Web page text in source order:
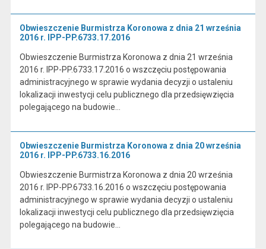
Obwieszczenie Burmistrza Koronowa z dnia 21 września
2016 r. IPP-PP.6733.17.2016
Obwieszczenie Burmistrza Koronowa z dnia 21 września
2016 r. IPP-PP.6733.17.2016 o wszczęciu postępowania
administracyjnego w sprawie wydania decyzji o ustaleniu
lokalizacji inwestycji celu publicznego dla przedsięwzięcia
polegającego na budowie…
Obwieszczenie Burmistrza Koronowa z dnia 20 września
2016 r. IPP-PP.6733.16.2016
Obwieszczenie Burmistrza Koronowa z dnia 20 września
2016 r. IPP-PP.6733.16.2016 o wszczęciu postępowania
administracyjnego w sprawie wydania decyzji o ustaleniu
lokalizacji inwestycji celu publicznego dla przedsięwzięcia
polegającego na budowie…